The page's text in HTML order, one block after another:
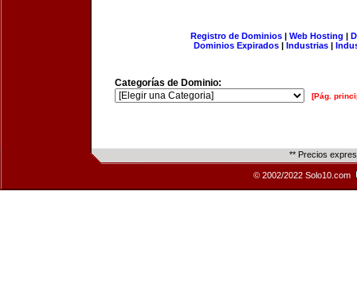
Registro de Dominios| Web Hosting |
Dominios Expirados | Industrias |
Categorías de Dominio:
[Pág.
** Precios
© 2002/2022 Solo10.com